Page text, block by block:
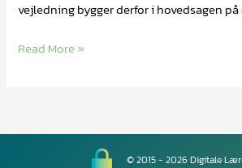
vejledning bygger derfor i hovedsagen
Read More »
© 2015 - 2026 Digitale